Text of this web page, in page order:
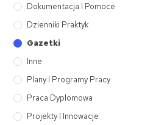
Dokumentacja I Pomoce
Dzienniki Praktyk
Gazetki
Inne
Plany I Programy Pracy
Praca Dyplomowa
Projekty I Innowacje